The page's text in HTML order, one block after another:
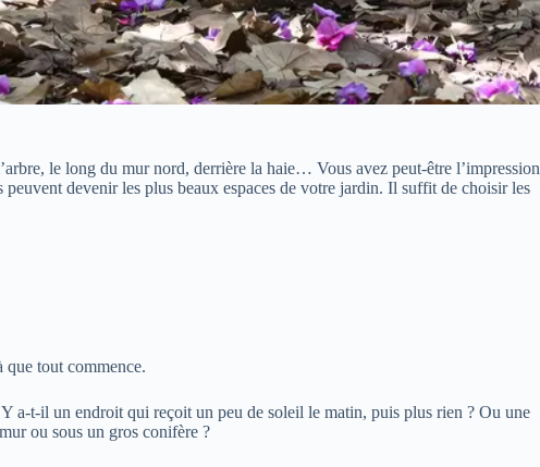
le long du mur nord, derrière la haie… Vous avez peut‑être l’impression
devenir les plus beaux espaces de votre jardin. Il suffit de choisir les
que tout commence.
a‑t‑il un endroit qui reçoit un peu de soleil le matin, puis plus rien ? Ou une
ou sous un gros conifère ?